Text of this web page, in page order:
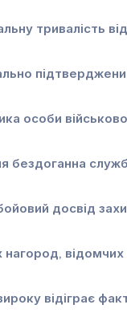
тривалість
особи
досвід
відомчих
відіграє